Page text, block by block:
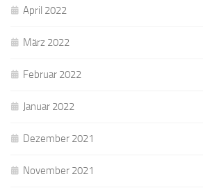
April 2022
März 2022
Februar 2022
Januar 2022
Dezember 2021
November 2021